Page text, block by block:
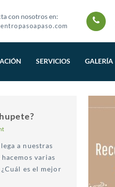
con nosotros en:
SERVICIOS GALERÍA
a nuestras
varias
es el mejor